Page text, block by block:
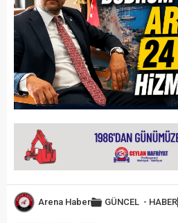
Arena Haber GÜNCEL - HABER